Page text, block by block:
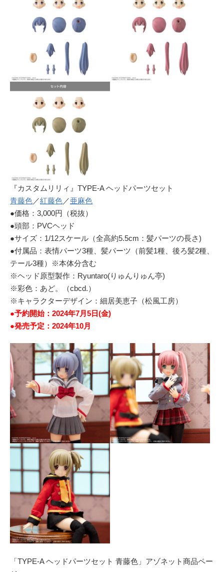
『カスタムリリィ』TYPE-A ヘッドパーツセット
青藤色／紅藤色／亜麻色
●価格：3,000円（税抜）
●頭部：PVCヘッド
●サイズ：1/12スケール（全高約5.5cm：髪パーツの長さ)
●付属品：表情パーツ3種、髪パーツ（前髪1種、後ろ髪2種、
テール3種）※本体分含む
※ヘッド原型製作：Ryuntaro(りゅんりゅん亭)
※彩色：あど。（cbcd.）
※キャラクターデザイン：細居美恵子（松風工房）
●予約開始：2024年7月5日(金)
●発売予定：2024年10月
「TYPE-A ヘッドパーツセット 青藤色」アゾネット商品ペー